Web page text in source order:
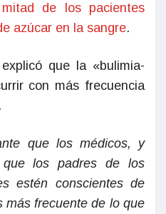
de los pacientes
azúcar en la sangre.
que la «bulimia-
con más frecuencia
que los médicos, y
que los padres de los
estén conscientes de
más frecuente de lo que